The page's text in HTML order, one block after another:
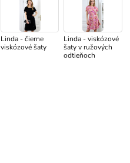
Linda - čierne
viskózové šaty
Linda - viskózové
šaty v ružových
odtieňoch